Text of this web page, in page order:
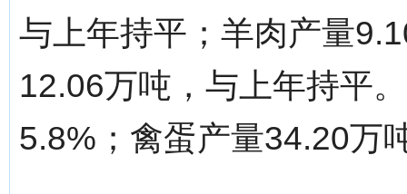
与上年持平；羊肉产量
12.06万吨，与上年持平
5.8%；禽蛋产量34.20万